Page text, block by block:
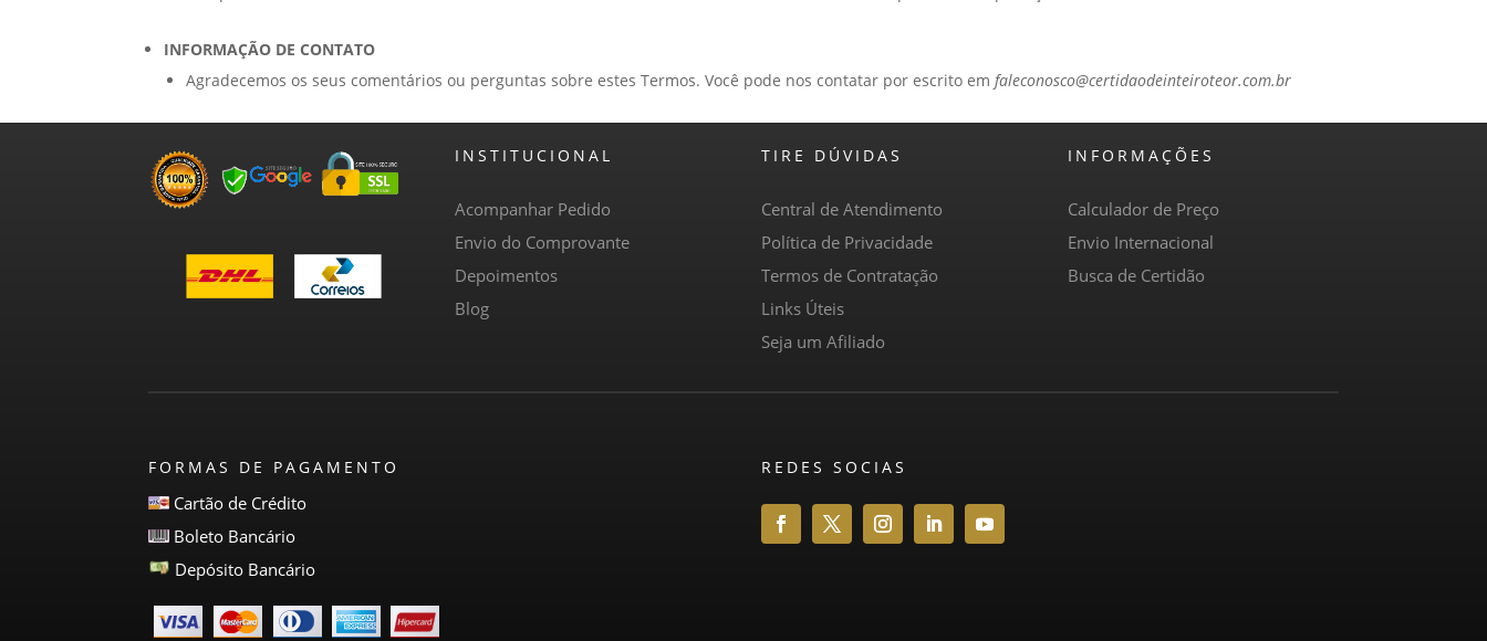
INFORMAÇÃO DE CONTATO
Agradecemos os seus comentários ou perguntas sobre estes Termos. Você pode nos contatar por escrito emfaleconosco@certidaodeinteiroteor.com.br
INSTITUCIONAL
Acompanhar Pedido
Envio do Comprovante
Depoimentos
Blog
TIRE DÚVIDAS
Central de Atendimento
Política de Privacidade
Termos de Contratação
Links Úteis
Seja um Afiliado
INFORMAÇÕES
Calculador de Preço
Envio Internacional
Busca de Certidão
FORMAS DE PAGAMENTO
Cartão de Crédito
Boleto Bancário
Depósito Bancário
REDES SOCIAS